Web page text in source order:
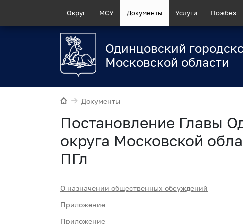
Округ МСУ Документы Услуги Пожбез
Одинцовский
Московской области
Документы
Постановление Главы
округа Московской
ПГл
О назначении общественных обсуждений
Приложение
Приложение